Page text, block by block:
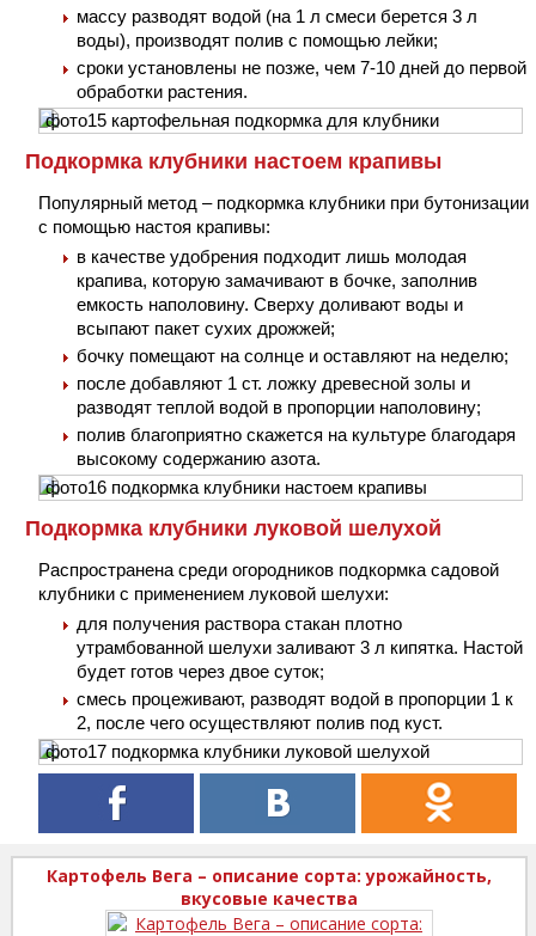
массу разводят водой (на 1 л смеси берется 3 л
воды), производят полив с помощью лейки;
сроки установлены не позже, чем 7-10 дней до первой
обработки растения.
Подкормка клубники настоем крапивы
Популярный метод – подкормка клубники при бутонизации
с помощью настоя крапивы:
в качестве удобрения подходит лишь молодая
крапива, которую замачивают в бочке, заполнив
емкость наполовину. Сверху доливают воды и
всыпают пакет сухих дрожжей;
бочку помещают на солнце и оставляют на неделю;
после добавляют 1 ст. ложку древесной золы и
разводят теплой водой в пропорции наполовину;
полив благоприятно скажется на культуре благодаря
высокому содержанию азота.
Подкормка клубники луковой шелухой
Распространена среди огородников подкормка садовой
клубники с применением луковой шелухи:
для получения раствора стакан плотно
утрамбованной шелухи заливают 3 л кипятка. Настой
будет готов через двое суток;
смесь процеживают, разводят водой в пропорции 1 к
2, после чего осуществляют полив под куст.
Картофель Вега – описание сорта: урожайность,
вкусовые качества